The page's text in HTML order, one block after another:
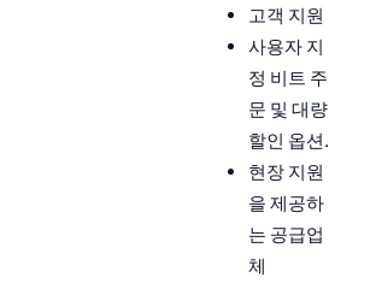
고객 지원
사용자 지
정 비트 주
문 및 대량
할인 옵션.
현장 지원
을 제공하
는 공급업
체